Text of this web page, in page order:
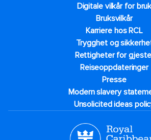
Digitale vilkår for
Bruksvilkår
Karriere hos RCL
Trygghet og
Rettigheter for
Reiseoppdateringer
Presse
Modern slavery
Unsolicited ideas